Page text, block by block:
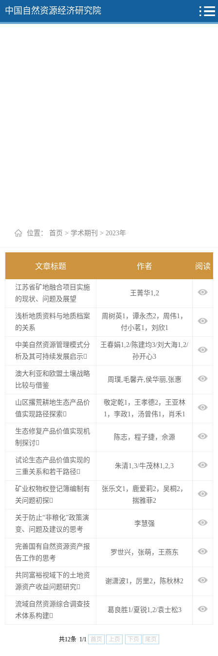
中国自然资源经济研究院
位置： 首页 > 学术期刊 > 2023年
文章标题 作者 阅读
江苏省矿地融合项目实施
的现状、问题及展望
王菁华1,2
浅析地质资料与地质档案
的关系
周树英1，谭永杰2，周伟1，
付小茗1，刘欣1
中美自然资源管理模式分
析及其可持续发展启示
王春娟1,2/陈建均3/刘大海1,2/
孙开心3
澳大利亚和欧盟土壤战略
比较与借鉴
周璞,毛馨卉,侯华丽,张惠
山区撂荒耕地生态产品价
值实现路径探索
敬定乾1，王孝德2，王亚林
1，李政1，汤曾伟1，肖禾1
生态修复产品价值实现机
制探讨
陈志，程子捷，佘源
试论生态产品价值实现的
三重关系和若干路径
朱清1,3/牛茂林1,2,3
矿业权物权登记簿编制有
关问题初探
张乐文1，鹿爱莉2，吴桐2，
揣雅菲2
关于防止“非粮化”政策演
变、问题及建议的思考
李慧强
完善国有自然资源资产报
告工作的思考
罗世兴，张萌，王燕东
共同富裕视域下的土地资
源资产收益问题研究
谢潇波1，厉里2，陈秋林2
流域自然资源综合调查技
术体系构建
葛良胜1/夏锐1,2/袁士松3
共12条 1/1 首页 上页 下页 尾页